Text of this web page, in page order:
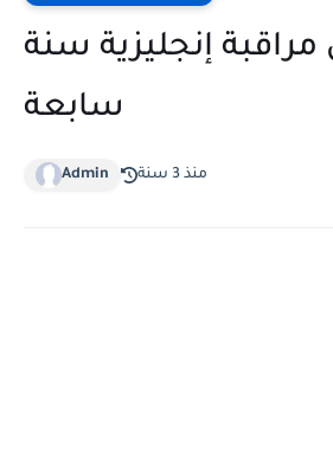
إنجليزية سنة
سابعة
Admin منذ 3 سنة